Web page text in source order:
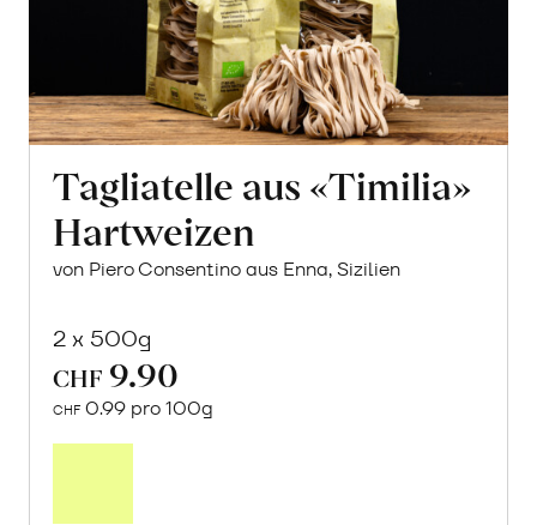
Tagliatelle aus «Timilia»
Hartweizen
von Piero Consentino aus Enna, Sizilien
2 x 500g
CHF 9.90
CHF 0.99 pro 100g